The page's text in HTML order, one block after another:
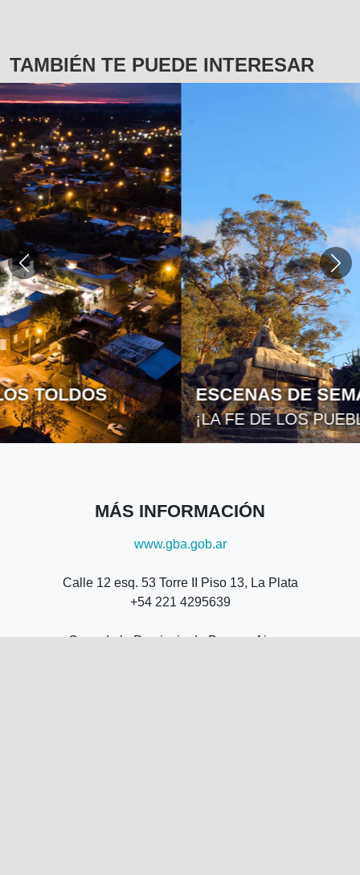
TAMBIÉN TE PUEDE INTERESAR
ESCENAS DE SEMANA SANTA
¡LA FE DE LOS PUEBLOS!
MÁS INFORMACIÓN
www.gba.gob.ar
Calle 12 esq. 53 Torre II Piso 13, La Plata
+54 221 4295639
Casa de la Provincia de Buenos Aires -